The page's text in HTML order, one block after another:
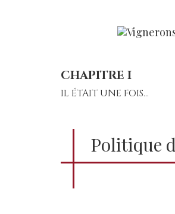
CHAPITRE I
IL ÉTAIT UNE FOIS…
Politique